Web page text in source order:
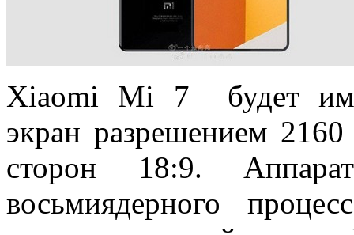
Xiaomi Mi 7 будет
экран разрешением
сторон 18:9.
восьмиядерного